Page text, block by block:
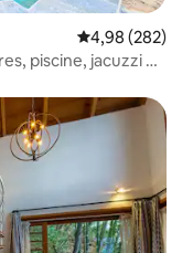
Évaluation
4,98 (282)
piscine, jacuzzi et